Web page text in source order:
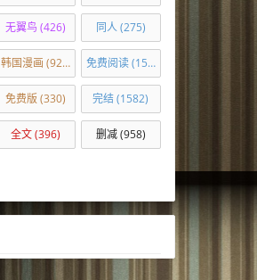
无翼鸟 (426) 同人(275)
韩国漫画 (927) 免费阅读(1576)
免费版 (330) 完结(1582)
全文(396) 删减(958)